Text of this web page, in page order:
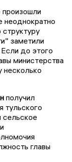
произошли
неоднократно
заметили
Если до этого
министерства
несколько
получил
тульского
сельское
главы